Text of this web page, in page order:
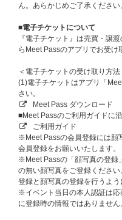
座席となります。あらかじめご
AN」のアップグレードチケッ
にお申込みされないようご注
※万が一、同一公演日に複数当
※本企画は、ご当選者様のみを
※本企画は、「2026 ATEEZ
ERY IN JAPAN」のチケットを
ます。
※イベント当日は必ずスタッフ
指示に従っていただけない場
性がございますので予めご了承
■抽選スケジュール
【1回目】
抽選対象日程：2026年8月4日
販売期間：2026年7月13日（
ん。あらかじめご了承ください
■電子チケットについて
『電子チケット』は売買・譲
らMeet Passのアプリでお受け
＜電子チケットの受け取り方法
(1)電子チケットはアプリ「
さい。
Meet Pass ダウンロード
■Meet Passのご利用ガイドに
ご利用ガイド
※Meet Passの会員登録には顔
会員登録をお願いいたします。
※Meet Passの「顔写真の登録
の無い顔写真をご登録くださ
登録と顔写真の登録を行うよう
※イベント当日の本人認証は応
に登録時の情報ではありません